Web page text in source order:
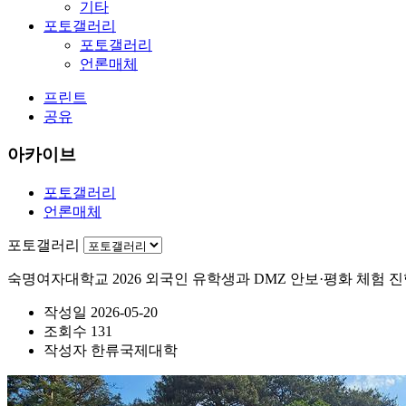
기타
포토갤러리
포토갤러리
언론매체
프린트
공유
아카이브
포토갤러리
언론매체
포토갤러리
숙명여자대학교 2026 외국인 유학생과 DMZ 안보·평화 체험
작성일 2026-05-20
조회수 131
작성자 한류국제대학